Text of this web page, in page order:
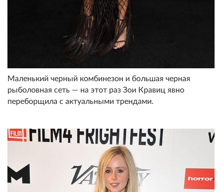
Маленький черный комбинезон и большая черная
рыболовная сеть — на этот раз Зои Кравиц явно
переборщила с актуальными трендами.